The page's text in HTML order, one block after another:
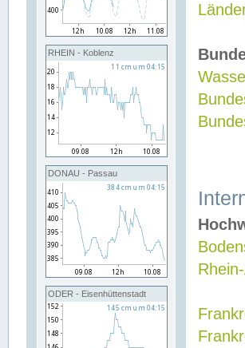
RHEIN - Koblenz
DONAU - Passau
ODER - Eisenhüttenstadt